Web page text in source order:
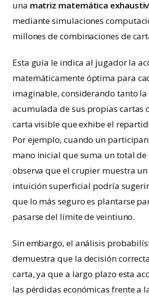
una matriz matemática
mediante simulaciones
millones de combinaciones de
Esta guía le indica al jugador la
matemáticamente óptima para
imaginable, considerando tanto
acumulada de sus propias cartas
carta visible que exhibe el
Por ejemplo, cuando un
mano inicial que suma un total de
observa que el crupier muestra un
intuición superficial podría
que lo más seguro es plantarse
pasarse del límite de veintiuno.
Sin embargo, el análisis
demuestra que la decisión
carta, ya que a largo plazo esta
las pérdidas económicas frente a